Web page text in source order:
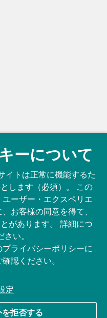
」による描画
の導入
with code
作成
正
anytime on your
に掲載されているすべて
ーについて
イトは正常に機能するた
します（必須）。 この
ーザー・エクスペリエ
お客様の同意を得て、
があります。 詳細につ
い。
ライバシーポリシーに
確認ください。
定
拒否する